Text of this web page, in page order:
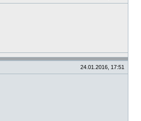
24.01.2016, 17:51